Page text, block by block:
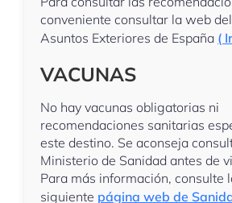
conveniente consultar la web
Asuntos Exteriores de España (
VACUNAS
No hay vacunas obligatorias ni
recomendaciones sanitarias
este destino. Se aconseja
Ministerio de Sanidad antes de
Para más información, consulte
siguiente página web de